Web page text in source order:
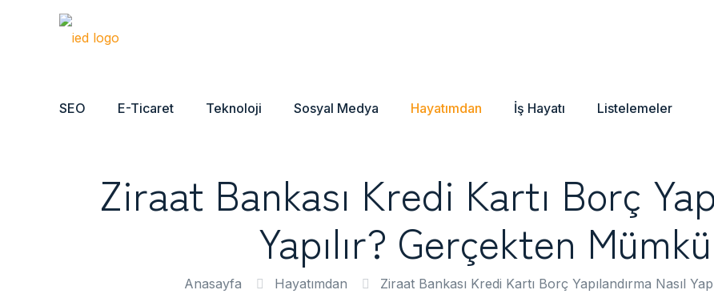
SEO E-Ticaret Teknoloji Sosyal Medya Hayatımdan İş Hayatı Listelemeler
Ziraat Bankası Kredi Kartı Borç
Yapılır? Gerçekten
Anasayfa Hayatımdan Ziraat Bankası Kredi Kartı Borç Yapılandırma Nasıl